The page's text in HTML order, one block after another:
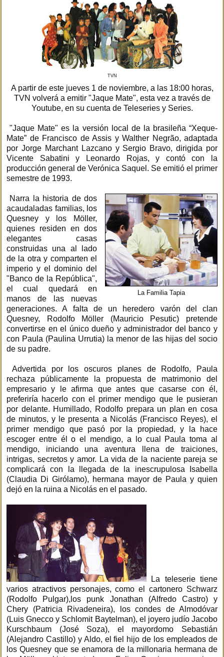
TVN
A partir de este jueves 1 de noviembre, a las 18:00 horas,
TVN volverá a emitir "Jaque Mate", esta vez a través de
Youtube, en su cuenta de Teleseries y Series.
"Jaque Mate" es la versión local de la brasileña “Xeque-
Mate” de Francisco de Assis y Walther Negrão, adaptada
por Jorge Marchant Lazcano y Sergio Bravo, dirigida por
Vicente Sabatini y Leonardo Rojas, y contó con la
producción general de Verónica Saquel. Se emitió el primer
semestre de 1993.
La Familia Tapia
Narra la historia de dos
acaudaladas familias, los
Quesney y los Möller,
quienes residen en dos
elegantes casas
construidas una al lado
de la otra y comparten el
imperio y el dominio del
"Banco de la República",
el cual quedará en
manos de las nuevas
generaciones. A falta de un heredero varón del clan
Quesney, Rodolfo Möller (Mauricio Pesutic) pretende
convertirse en el único dueño y administrador del banco y
con Paula (Paulina Urrutia) la menor de las hijas del socio
de su padre.
Advertida por los oscuros planes de Rodolfo, Paula
rechaza públicamente la propuesta de matrimonio del
empresario y le afirma que antes que casarse con él,
preferiría hacerlo con el primer mendigo que le pusieran
por delante. Humillado, Rodolfo prepara un plan en cosa
de minutos, y le presenta a Nicolás (Francisco Reyes), el
primer mendigo que pasó por la propiedad, y la hace
escoger entre él o el mendigo, a lo cual Paula toma al
mendigo, iniciando una aventura llena de traiciones,
intrigas, secretos y amor. La vida de la naciente pareja se
complicará con la llegada de la inescrupulosa Isabella
(Claudia Di Girólamo), hermana mayor de Paula y quien
dejó en la ruina a Nicolás en el pasado.
La teleserie tiene
varios atractivos personajes, como el cartonero Schwarz
(Rodolfo Pulgar),los punk Jonathan (Alfredo Castro) y
Chery (Patricia Rivadeneira), los condes de Almodóvar
(Luis Gnecco y Schlomit Baytelman), el joyero judío Jacobo
Kurschbaum (José Soza), el mayordomo Sebastián
(Alejandro Castillo) y Aldo, el fiel hijo de los empleados de
los Quesney que se enamora de la millonaria hermana de